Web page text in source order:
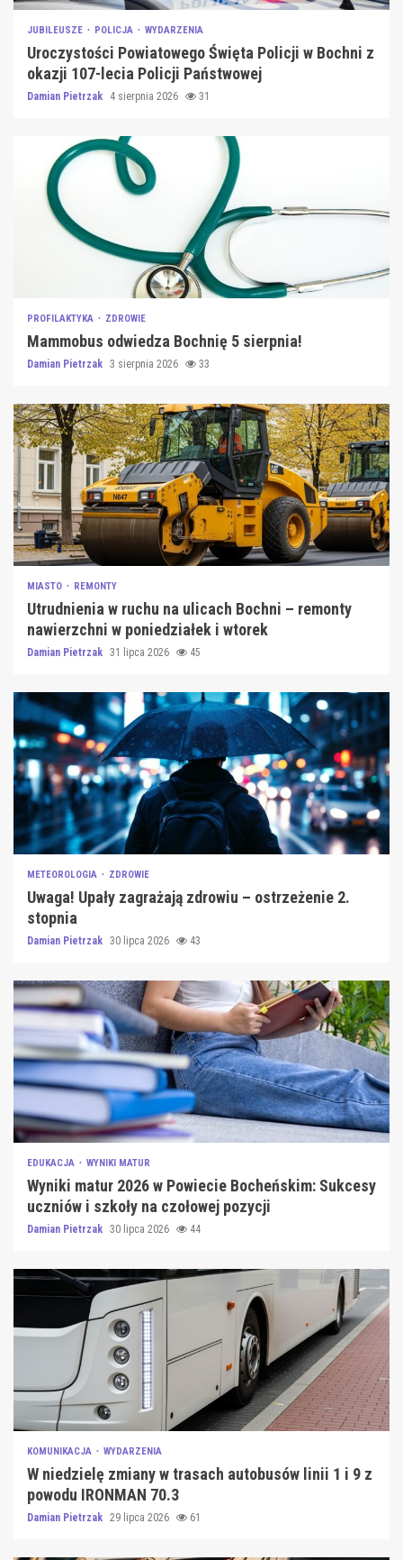
JUBILEUSZE POLICJA WYDARZENIA
Uroczystości Powiatowego Święta Policji w Bochni z
okazji 107-lecia Policji Państwowej
Damian Pietrzak 4 sierpnia 2026 31
PROFILAKTYKA ZDROWIE
Mammobus odwiedza Bochnię 5 sierpnia!
Damian Pietrzak 3 sierpnia 2026 33
MIASTO REMONTY
Utrudnienia w ruchu na ulicach Bochni – remonty
nawierzchni w poniedziałek i wtorek
Damian Pietrzak 31 lipca 2026 45
METEOROLOGIA ZDROWIE
Uwaga! Upały zagrażają zdrowiu – ostrzeżenie 2.
stopnia
Damian Pietrzak 30 lipca 2026 43
EDUKACJA WYNIKI MATUR
Wyniki matur 2026 w Powiecie Bocheńskim: Sukcesy
uczniów i szkoły na czołowej pozycji
Damian Pietrzak 30 lipca 2026 44
KOMUNIKACJA WYDARZENIA
W niedzielę zmiany w trasach autobusów linii 1 i 9 z
powodu IRONMAN 70.3
Damian Pietrzak 29 lipca 2026 61